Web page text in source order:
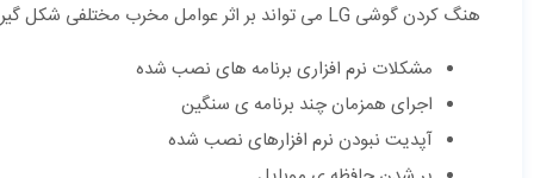
هنگ کردن گوشی LG می تواند بر اثر عوامل مخرب مختلفی شکل گیرد. دلایل بروز مشکل هنگ در گوشی ال جی عبارتند از :
مشکلات نرم افزاری برنامه های نصب شده
اجرای همزمان چند برنامه ی سنگین
آپدیت نبودن نرم افزارهای نصب شده